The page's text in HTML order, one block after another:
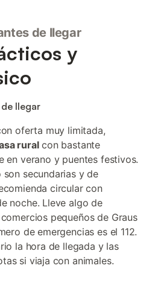
de llegar
y
llegar
oferta muy limitada,
ruralcon bastante
en verano y puentes festivos.
secundarias y de
circular con
noche. Lleve algo de
pequeños de Graus
de emergencias es el 112.
la hora de llegada y las
si viaja con animales.